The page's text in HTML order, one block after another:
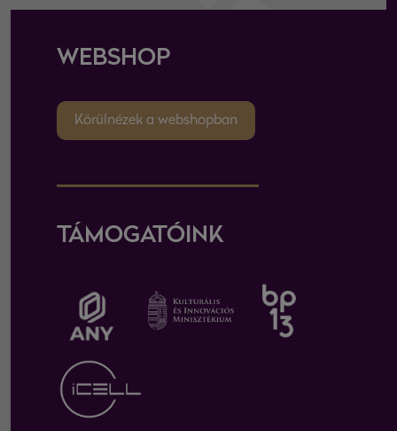
WEBSHOP
Körülnézek a webshopban
TÁMOGATÓINK